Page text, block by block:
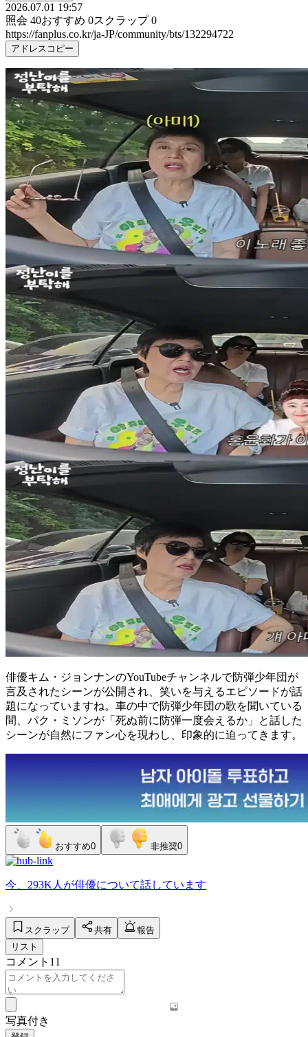
2026.07.01 19:57
照会 40おすすめ 0スクラップ 0
https://fanplus.co.kr/ja-JP/community/bts/132294722
アドレスコピー
俳優キム・ジョンナンのYouTubeチャンネルで防弾少年団が
言及されたシーンが公開され、笑いを与えるエピソードが話
題になっていますね。車の中で防弾少年団の歌を聞いている
間、パク・ミソンが「死ぬ前に防弾一度会えるか」と話した
シーンが自然にファン心を現わし、印象的に迫ってきます。
おすすめ0 非推奨0
今、 293K人 が俳優について話しています
スクラップ 共有
報告
リスト
コメント 11
写真付き